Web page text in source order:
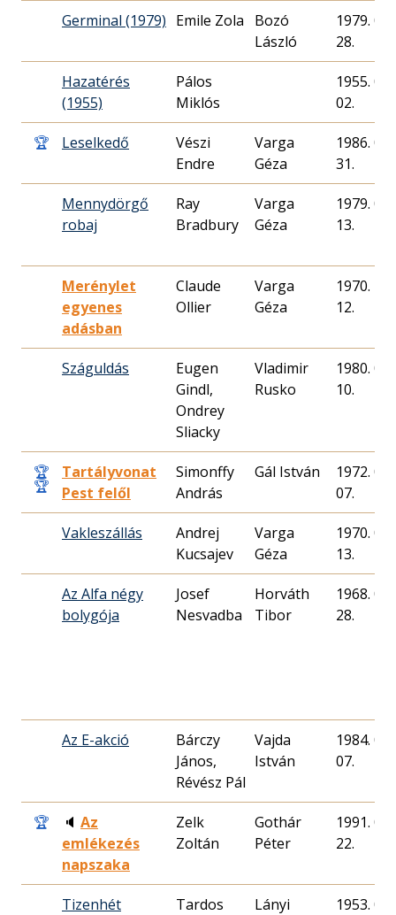
Germinal (1979) Emile Zola
Bozó
László
1979. 01.
28.
Hazatérés
(1955)
Pálos
Miklós
1955. 03.
02.
🏆 Leselkedő
Vészi
Endre
Varga
Géza
1986. 03.
31.
Mennydörgő
robaj
Ray
Bradbury
Varga
Géza
1979. 04.
13.
Merénylet
egyenes
adásban
Claude
Ollier
Varga
Géza
1970. 10.
12.
Száguldás
Eugen
Gindl,
Ondrey
Sliacky
Vladimir
Rusko
1980. 05.
10.
🏆
🏆
Tartályvonat
Pest felől
Simonffy
András
Gál István
1972. 04.
07.
Vakleszállás
Andrej
Kucsajev
Varga
Géza
1970. 04.
13.
Az Alfa négy
bolygója
Josef
Nesvadba
Horváth
1968. 08.
28.
Az E-akció
Bárczy
János,
Révész Pál
Vajda
István
1984. 04.
07.
🏆 🔈 Az
emlékezés
napszaka
Zelk
Zoltán
Gothár
Péter
1991. 04.
22.
Tizenhét
Tardos
Lányi
1953. 03.